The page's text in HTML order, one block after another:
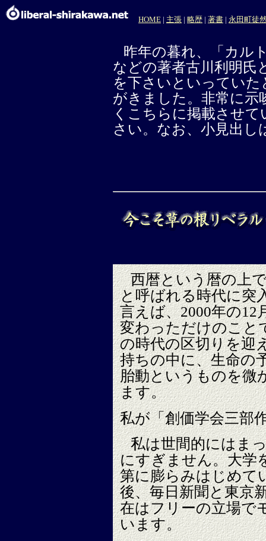
HOME | 主張 | 略歴 | 著書 | 永田町徒
昨年の暮れ、「カル
などの著者古川利明氏
を下さいといってい
がきました。非常に示
くこちらに掲載させ
さい。なお、小見出
西暦という暦の上
と呼ばれる時代に突
言えば、2000年の12
変わっただけのこと
の時代の区切りを迎
持ちの中に、生命の
胎動というものを微
ます。
私が「創価学会三部
私は世間的にはま
にすぎません。大学
第に膨らみはじめて
後、毎日新聞と東京
在はフリーの立場で
います。